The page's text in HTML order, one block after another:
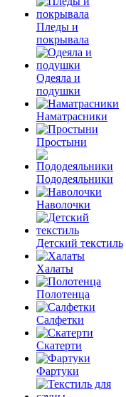
Пледы и
покрывала
Одеяла и
подушки
Наматрасники
Простыни
Пододеяльники
Наволочки
Детский текстиль
Халаты
Полотенца
Салфетки
Скатерти
Фартуки